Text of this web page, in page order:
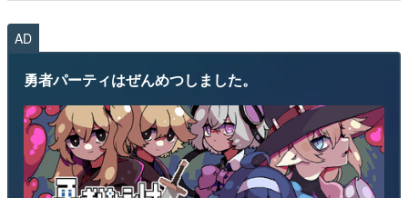
AD
勇者パーティはぜんめつしました。